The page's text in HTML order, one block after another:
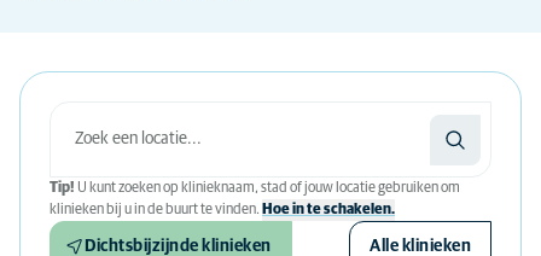
Tip! U kunt zoeken op klinieknaam, stad of jouw locatie gebruiken om
klinieken bij u in de buurt te vinden. Hoe in te schakelen.
Dichtsbijzijnde klinieken Alle klinieken